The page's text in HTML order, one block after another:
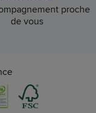
proche
de vous